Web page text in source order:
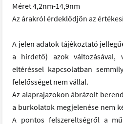
Méret 4,2nm-14,9nm
Az árakról érdeklődjön az
A jelen adatok tájékoztató
a hirdető) azok változásával,
eltéréssel kapcsolatban
felelősséget nem vállal.
Az alaprajazokon ábrázolt
a burkolatok megjelenése nem
A pontos felszereltségről a